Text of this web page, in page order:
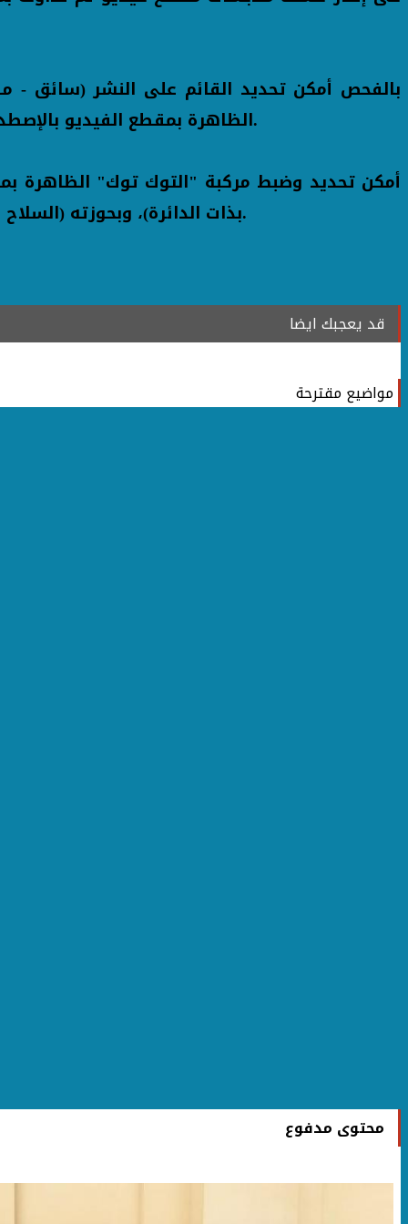
الظاهرة بمقطع الفيديو بالإصطدام بالميكروباص قيادته دون حدوث تلفيات ولدى معاتبته قام بالتعدى عليه بالسب وتهديده بسلاح أبيض.
أمكن تحديد وضبط مركبة "التوك توك" الظاهرة
بذات الدائرة)، وبحوزته (السلاح الأبيض المستخدم فى التعدى) ، وبمواجهته إعترف بإرتكابه الواقعة على النحو المشار إليه لذات الخلافات.
قد يعجبك ايضا
مواضيع مقترحة
محتوى مدفوع